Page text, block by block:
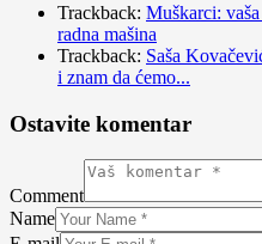
Trackback: Muškarci:
radna mašina
Trackback: Saša
i znam da ćemo...
Ostavite komentar
Comment
Name